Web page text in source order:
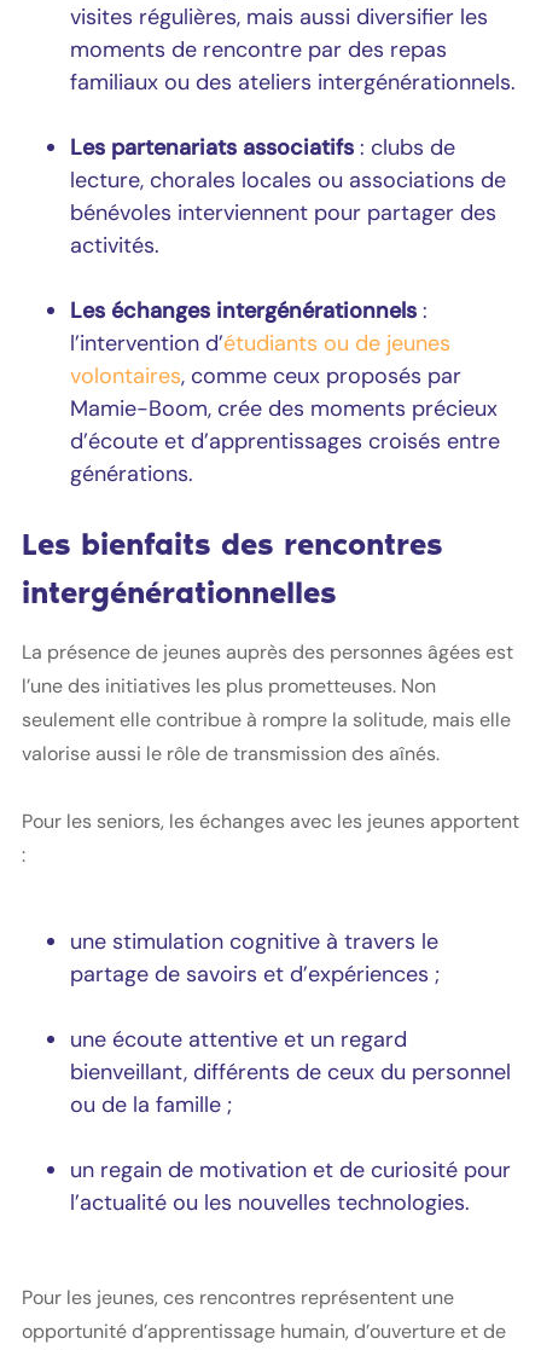
visites régulières, mais aussi diversifier les
moments de rencontre par des repas
familiaux ou des ateliers intergénérationnels.
Les partenariats associatifs : clubs de
lecture, chorales locales ou associations de
bénévoles interviennent pour partager des
activités.
Les échanges intergénérationnels :
l’intervention d’étudiants ou de jeunes
volontaires, comme ceux proposés par
Mamie-Boom, crée des moments précieux
d’écoute et d’apprentissages croisés entre
générations.
Les bienfaits des rencontres
intergénérationnelles
La présence de jeunes auprès des personnes âgées est
l’une des initiatives les plus prometteuses. Non
seulement elle contribue à rompre la solitude, mais elle
valorise aussi le rôle de transmission des aînés.
Pour les seniors, les échanges avec les jeunes apportent
:
une stimulation cognitive à travers le
partage de savoirs et d’expériences ;
une écoute attentive et un regard
bienveillant, différents de ceux du personnel
ou de la famille ;
un regain de motivation et de curiosité pour
l’actualité ou les nouvelles technologies.
Pour les jeunes, ces rencontres représentent une
opportunité d’apprentissage humain, d’ouverture et de